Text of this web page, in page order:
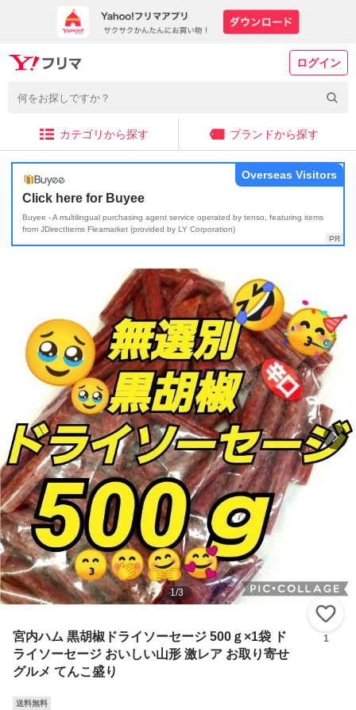
ログイン
カテゴリから探す ブランドから探す
Click here for Buyee
Buyee - A multilingual purchasing agent service operated by tenso, featuring items
from JDirectItems Fleamarket (provided by LY Corporation)
Overseas Visitors
1/3
宮内ハム 黒胡椒ドライソーセージ 500ｇ×1袋 ド
ライソーセージ おいしい山形 激レア お取り寄せ
グルメ てんこ盛り
1
送料無料